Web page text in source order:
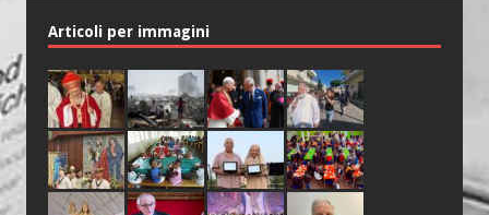
Articoli per immagini